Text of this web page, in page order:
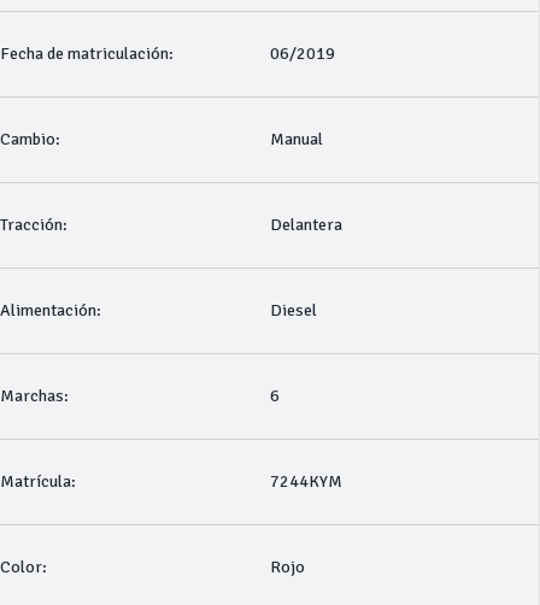
Fecha de matriculación: 06/2019
Cambio: Manual
Tracción: Delantera
Alimentación: Diesel
Marchas: 6
Matrícula: 7244KYM
Color: Rojo